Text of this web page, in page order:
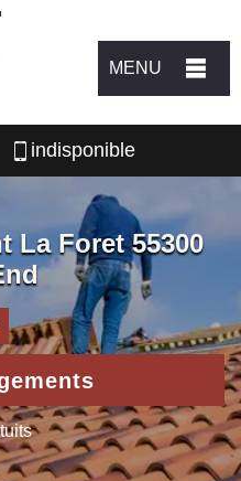
MENU
indisponible
La Foret 55300